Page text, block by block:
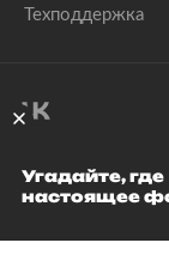
Техподдержка
Угадайте, где
настоящее